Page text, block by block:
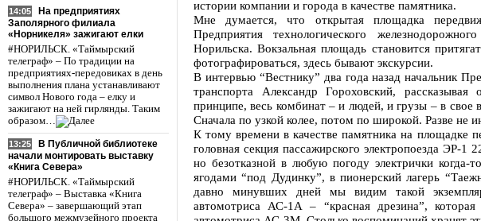
14:05
На предприятиях
Заполярного филиала
«Норникеля» зажигают елки
#НОРИЛЬСК. «Таймырский
телеграф» – По традиции на
предприятиях-передовиках в день
выполнения плана устанавливают
символ Нового года – елку и
зажигают на ней гирлянды. Таким
образом…
13:25
В Публичной библиотеке
начали монтировать выставку
«Книга Севера»
#НОРИЛЬСК. «Таймырский
телеграф» – Выставка «Книга
Севера» – завершающий этап
большого межмузейного проекта
истории компании и города в качестве памятника.
Мне думается, что открытая площадка
Предприятия технологического
Норильска. Вокзальная площадь становится
фотографироваться, здесь бывают экскурсии.
В интервью “Вестнику” два года назад начальник
транспорта Александр Гороховский,
принципе, весь комбинат – и людей, и грузы – в свое
Сначала по узкой колее, потом по широкой. Разве не
К тому времени в качестве памятника на площадке
головная секция пассажирского электропоезда ЭР-
но безотказной в любую погоду электрички когда-
ягодами “под Дудинку”, в пионерский лагерь
давно минувших дней мы видим такой
автомотриса АС-1А – “красная дрезина”,